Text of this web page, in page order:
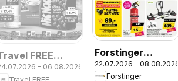
FREE
- 06.08.2026
Forstinger
Flugblatt
22.07.2026 - 08.08.2026
Forstinger